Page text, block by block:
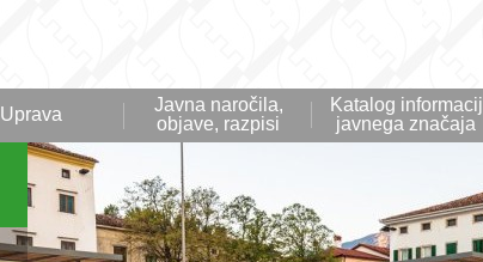
Uprava
Javna naročila,
objave, razpisi
Katalog informacij
javnega značaja